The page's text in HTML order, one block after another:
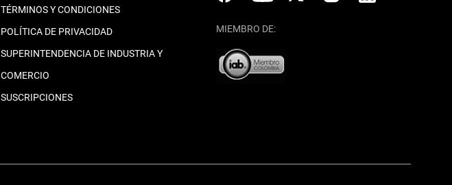
TÉRMINOS Y CONDICIONES
POLÍTICA DE PRIVACIDAD
SUPERINTENDENCIA DE INDUSTRIA Y
COMERCIO
SUSCRIPCIONES
MIEMBRO DE: